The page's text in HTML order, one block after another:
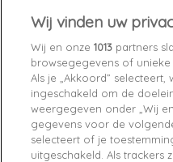
Chez vousentre lelundi 10/
Niet op voorraad
Add to
Wij vinden uw
Wij en onze1013 partners
browsegegevens of
Als je „Akkoord”
ingeschakeld om de
weergegeven onder „Wij
gegevens voor de volgende
selecteert of je
uitgeschakeld. Als trackers